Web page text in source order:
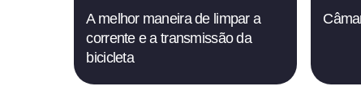
A melhor maneira de limpar a
corrente e a transmissão da
bicicleta